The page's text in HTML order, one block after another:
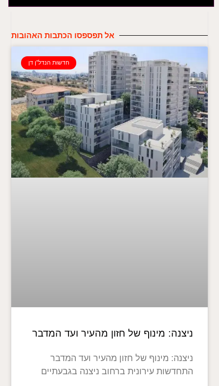
אל תפספסו הכתבות האהובות
חדשות הנדל"ן דן
ניצנה: מינוף של חזון מהעיר ועד המדבר
ניצנה: מינוף של חזון מהעיר ועד המדבר
התחדשות עירונית ברחוב ניצנה בגבעתיים